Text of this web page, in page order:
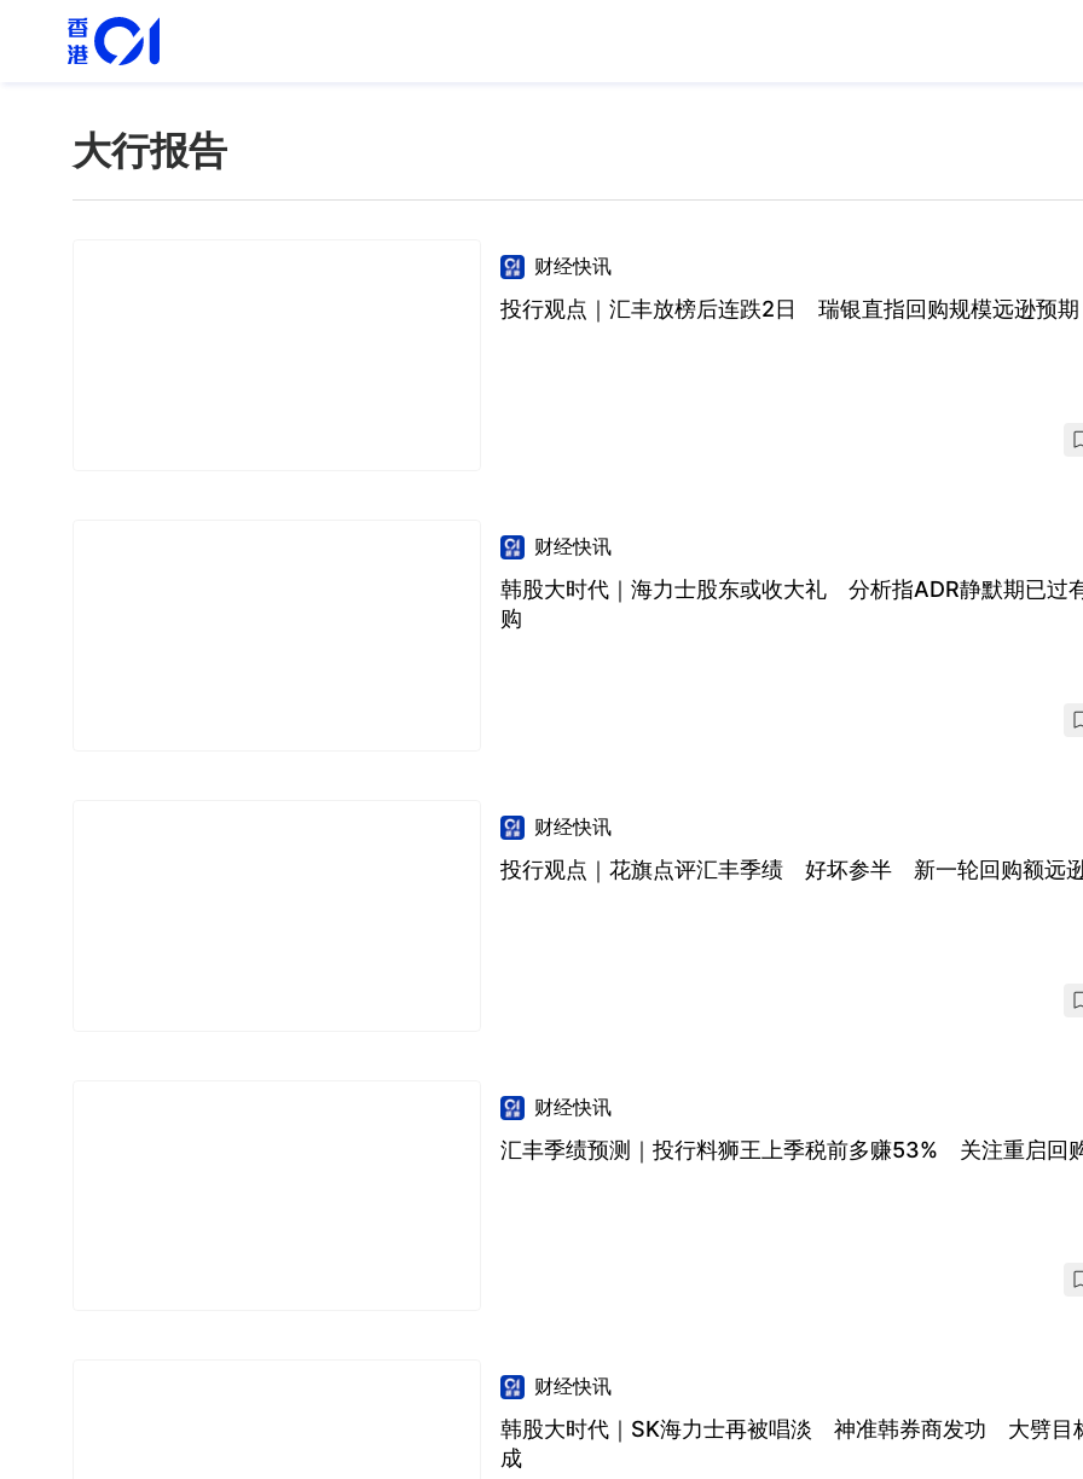
大行报告
财经快讯
投行观点｜汇丰放榜后连跌2日 瑞银直指回购规模远逊预期
财经快讯
韩股大时代｜海力士股东或收大礼 分析指ADR静默期已过
购
财经快讯
投行观点｜花旗点评汇丰季绩 好坏参半 新一轮回购额远
财经快讯
汇丰季绩预测｜投行料狮王上季税前多赚53% 关注重启回
财经快讯
韩股大时代｜SK海力士再被唱淡 神准韩券商发功 大劈目
成